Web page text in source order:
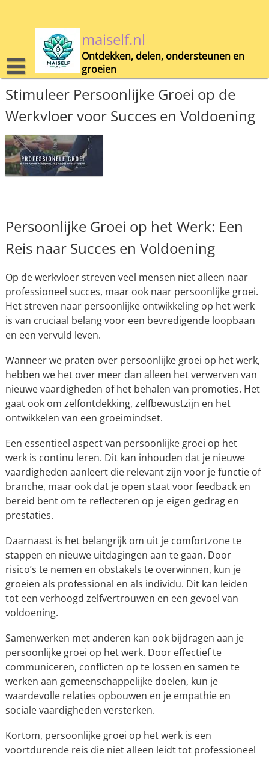
maiself.nl
Ontdekken, delen, ondersteunen en
groeien
Stimuleer Persoonlijke Groei op de
Werkvloer voor Succes en Voldoening
Persoonlijke Groei op het Werk: Een
Reis naar Succes en Voldoening
Op de werkvloer streven veel mensen niet alleen naar
professioneel succes, maar ook naar persoonlijke groei.
Het streven naar persoonlijke ontwikkeling op het werk
is van cruciaal belang voor een bevredigende loopbaan
en een vervuld leven.
Wanneer we praten over persoonlijke groei op het werk,
hebben we het over meer dan alleen het verwerven van
nieuwe vaardigheden of het behalen van promoties. Het
gaat ook om zelfontdekking, zelfbewustzijn en het
ontwikkelen van een groeimindset.
Een essentieel aspect van persoonlijke groei op het
werk is continu leren. Dit kan inhouden dat je nieuwe
vaardigheden aanleert die relevant zijn voor je functie of
branche, maar ook dat je open staat voor feedback en
bereid bent om te reflecteren op je eigen gedrag en
prestaties.
Daarnaast is het belangrijk om uit je comfortzone te
stappen en nieuwe uitdagingen aan te gaan. Door
risico’s te nemen en obstakels te overwinnen, kun je
groeien als professional en als individu. Dit kan leiden
tot een verhoogd zelfvertrouwen en een gevoel van
voldoening.
Samenwerken met anderen kan ook bijdragen aan je
persoonlijke groei op het werk. Door effectief te
communiceren, conflicten op te lossen en samen te
werken aan gemeenschappelijke doelen, kun je
waardevolle relaties opbouwen en je empathie en
sociale vaardigheden versterken.
Kortom, persoonlijke groei op het werk is een
voortdurende reis die niet alleen leidt tot professioneel